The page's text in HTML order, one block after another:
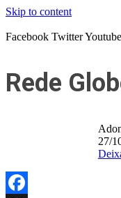
Skip to content
Facebook TwitterYoutube
Rede
27/